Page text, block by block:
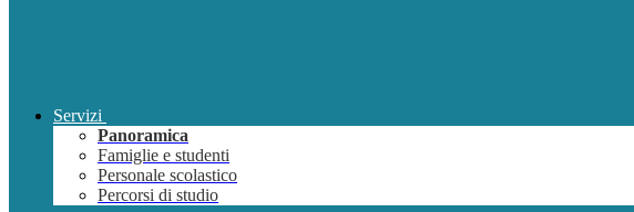
Servizi
Panoramica
Famiglie e studenti
Personale scolastico
Percorsi di studio